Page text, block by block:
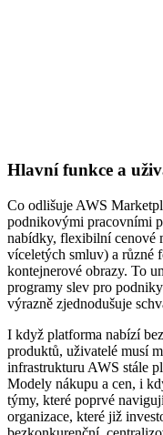
Hlavní funkce a
Co odlišuje AWS
podnikovými pracovními
nabídky, flexibilní cenové
víceletých smluv) a různé
kontejnerové obrazy. To
programy slev pro
výrazně zjednodušuje
I když platforma nabízí
produktů, uživatelé musí
infrastrukturu AWS stále
Modely nákupu a cen, i
týmy, které poprvé
organizace, které již